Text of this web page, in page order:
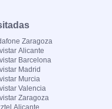
Zaragoza
Alicante
Barcelona
Madrid
Murcia
Valencia
Zaragoza
Alicante